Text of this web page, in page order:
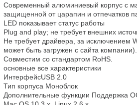
Современный алюминиевый корпус с
защищенной от царапин и отпечатков
LED показывает статус работы
Рlug and play; не требует внешних
Не требует драйвера, за исключением
может быть загружен с сайта компании).
Совместим со стандартом RoHS.
основные все характеристики
ИнтерфейсUSB 2.0
Тип корпуса Моноблок
Дополнительные функции Поддержка